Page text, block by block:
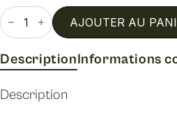
quantité
de
47254
AJOUTER AU
DescriptionInformations
Description